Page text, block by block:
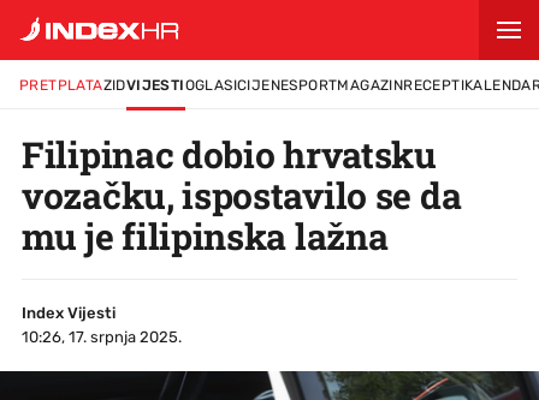
PRETPLATAZIDVIJESTIOGLASICIJENESPORTMAGAZINRECEPTI
Filipinac dobio hrvatsku
vozačku, ispostavilo se da
mu je filipinska lažna
Index Vijesti
10:26, 17. srpnja 2025.